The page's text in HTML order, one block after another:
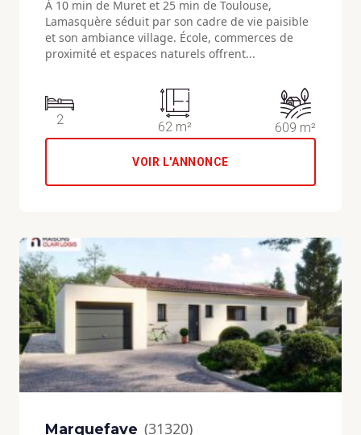
À 10 min de Muret et 25 min de Toulouse,
Lamasquère séduit par son cadre de vie paisible
et son ambiance village. École, commerces de
proximité et espaces naturels offrent...
2 62 m² 609 m²
VOIR L'ANNONCE
Marquefave (31320)